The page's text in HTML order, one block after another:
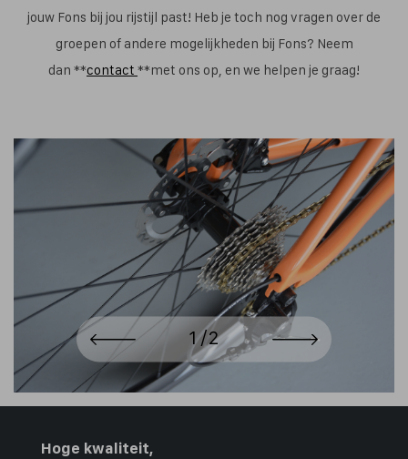
jouw Fons bij jou rijstijl past! Heb je toch nog vragen over de
groepen of andere mogelijkheden bij Fons? Neem
dan **contact **met ons op, en we helpen je graag!
Hoge kwaliteit,